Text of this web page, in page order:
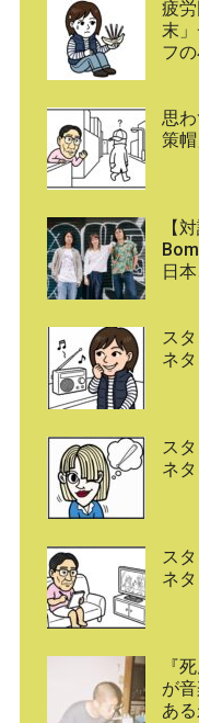
疲
末
フ
思
策
【
日
ス
ネ
ス
ネ
ス
ネ
『
が
あ